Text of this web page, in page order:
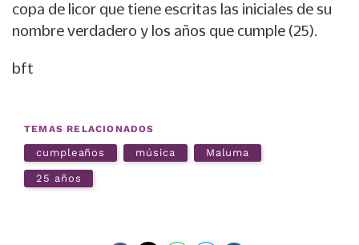
copa de licor que tiene escritas las iniciales de su
nombre verdadero y los años que cumple (25).
bft
TEMAS RELACIONADOS
cumpleaños música Maluma
25 años